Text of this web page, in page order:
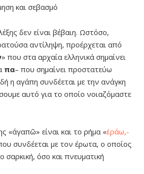
και σεβασμό
δεν είναι βέβαιη. Ωστόσο,
αντίληψη, προέρχεται από
» που στα αρχαία ελληνικά σημαίνει
πα– που σημαίνει προστατεύω
η αγάπη συνδέεται με την ανάγκη
αυτό για το οποίο νοιαζόμαστε
«άγαπῶ» είναι και το ρήμα «ἐράω,-
συνδέεται με τον έρωτα, ο οποίος
σαρκική, όσο και πνευματική